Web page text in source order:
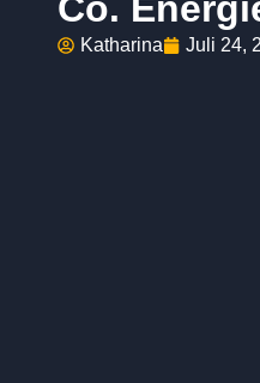
Katharina Juli 24,